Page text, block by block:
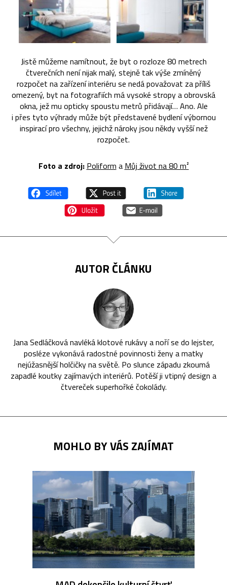
Jistě můžeme namítnout, že byt o rozloze 80 metrech
čtverečních není nijak malý, stejně tak výše zmíněný
rozpočet na zařízení interiéru se nedá považovat za příliš
omezený, byt na fotografiích má vysoké stropy a obrovská
okna, jež mu opticky spoustu metrů přidávají… Ano. Ale
i přes tyto výhrady může být představené bydlení výbornou
inspirací pro všechny, jejichž nároky jsou někdy vyšší než
rozpočet.
Foto a zdroj: Poliform a Můj život na 80 m²
AUTOR ČLÁNKU
Jana Sedláčková navléká klotové rukávy a noří se do lejster,
posléze vykonává radostné povinnosti ženy a matky
nejúžasnější holčičky na světě. Po slunce západu zkoumá
zapadlé koutky zajímavých interiérů. Potěší ji vtipný design a
čtvereček superhořké čokolády.
MOHLO BY VÁS ZAJÍMAT